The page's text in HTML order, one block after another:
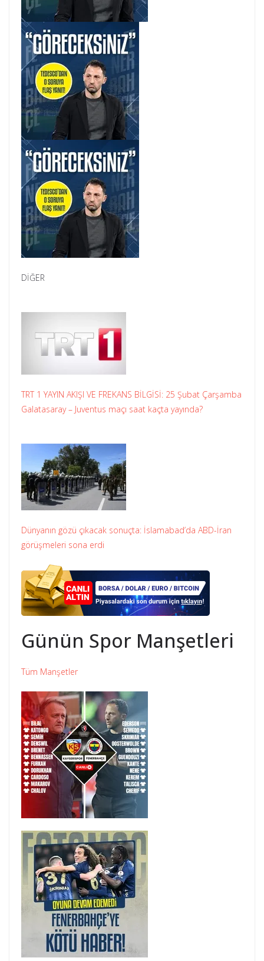
DİĞER
TRT 1 YAYIN AKIŞI VE FREKANS BİLGİSİ: 25 Şubat Çarşamba
Galatasaray – Juventus maçı saat kaçta yayında?
Dünyanın gözü çıkacak sonuçta: İslamabad’da ABD-İran
görüşmeleri sona erdi
Günün Spor Manşetleri
Tüm Manşetler